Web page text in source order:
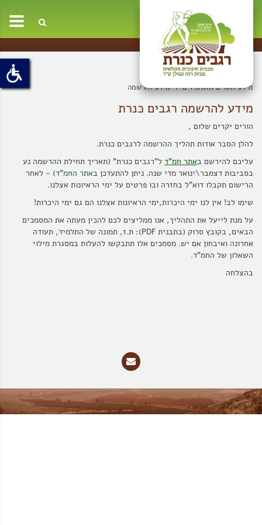
מידע להורים ולתלמידים מידע להרשמה
מידע להרשמה רגבים כנרת
הורים יקרים שלום ,
להלן הסבר אודות תהליך ההרשמה לרגבים כנרת.
עליכם להירשם באתר חמ"ד ל"רגבים כנרת" (תאריך תחילת ההרשמה נע
בסביבות דצמבר\ינואר מדי שנה. ניתן להתעדכן באתר החמ"ד) - לאחר
הרישום תקבלו דוא"ל בחזרה ובו פרטים על ימי הראיונות אצלנו.
שימו לב! אין לנו ימי היכרות,ימי הראיונות אצלנו הם גם ימי היכרות!
על מנת לייעל את התהליך, אנו ממליצים לכם להכין מעתה את המסמכים
הבאים, בקובץ סרוק (בתבנית PDF): ת.ז, תמונה של התלמיד, תעודה
אחרונה ואיבחון אם יש. מסמכים אלו תתבקשו להעלות במסגרת מילוי
השאלון של החמ"ד.
בהצלחה